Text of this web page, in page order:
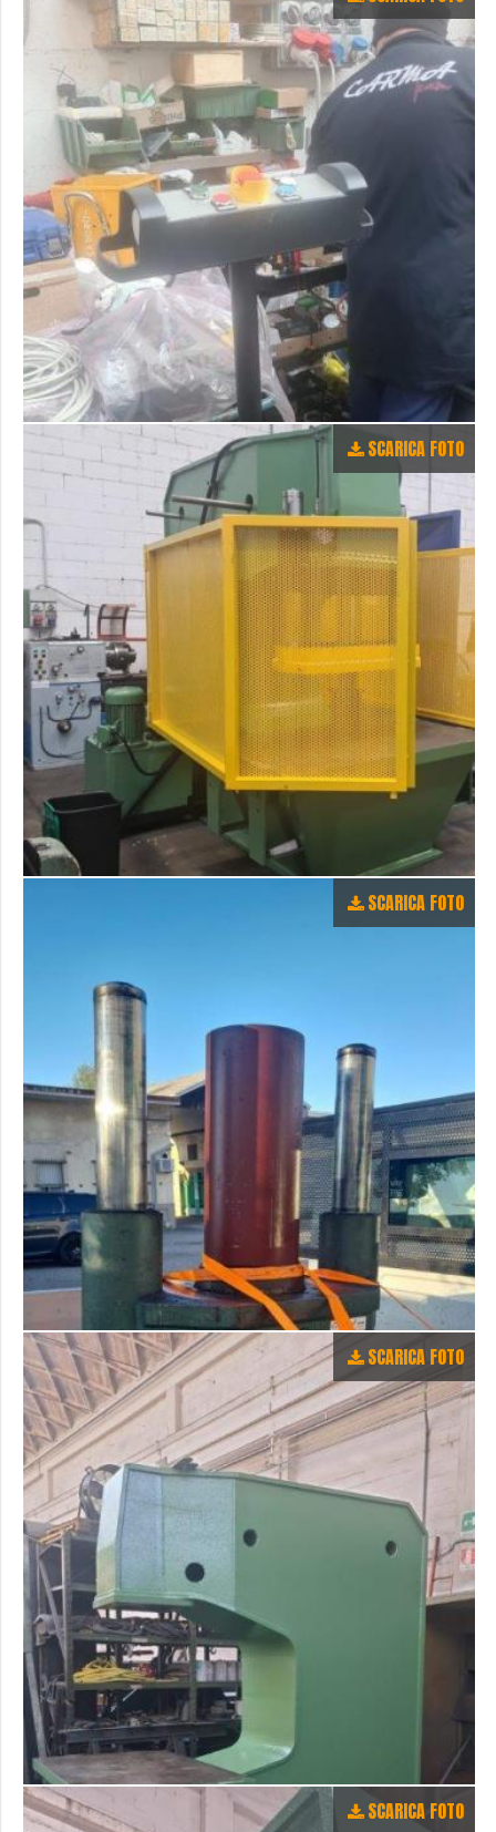
SCARICA FOTO
SCARICA FOTO
SCARICA FOTO
SCARICA FOTO